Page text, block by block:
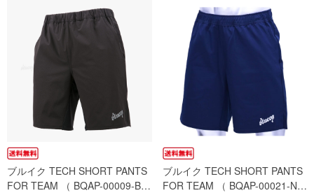
ブルイク TECH SHORT PANTS
FOR TEAM （ BQAP-00009-B…
ブルイク TECH SHORT PANTS
FOR TEAM （ BQAP-00021-N…